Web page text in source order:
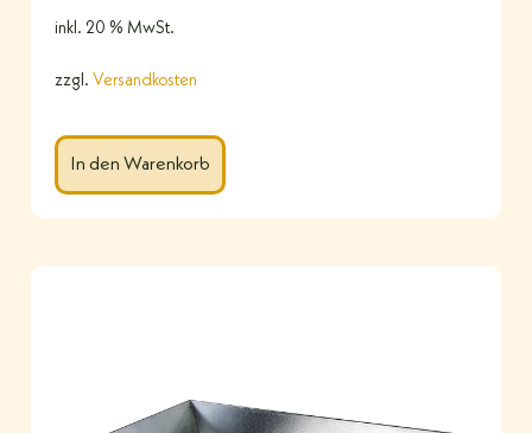
inkl. 20 % MwSt.
zzgl. Versandkosten
In den Warenkorb